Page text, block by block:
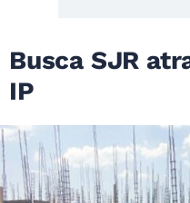
Busca SJR
IP